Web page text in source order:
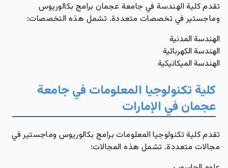
تقدم كلية الهندسة في جامعة عجمان برامج بكالوريوس
وماجستير في تخصصات متعددة. تشمل هذه التخصصات:
الهندسة المدنية
الهندسة الكهربائية
الهندسة الميكانيكية
كلية تكنولوجيا المعلومات في جامعة
عجمان في الإمارات
تقدم كلية تكنولوجيا المعلومات برامج بكالوريوس وماجستير في
مجالات متعددة. تشمل هذه المجالات: